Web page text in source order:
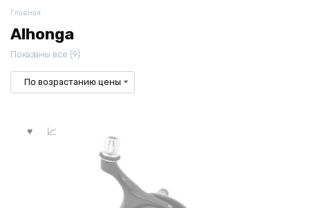
Главная
Alhonga
Показаны все (9)
возрастанию